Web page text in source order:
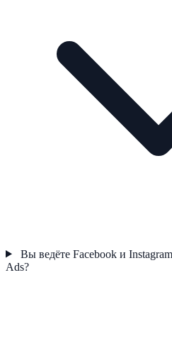
Вы ведёте Facebook и
Ads?